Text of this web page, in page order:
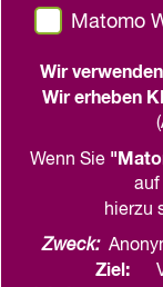
Matomo
Wir
Wir erheben
Wenn Sie
auf
hierzu
Zweck:
Ziel: